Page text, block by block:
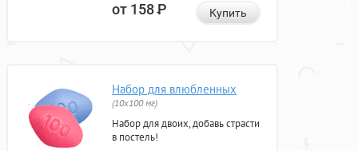
от 158Р Купить
Набор для влюбленных
(10х100 мг)
Набор для двоих, добавь страсти
в постель!